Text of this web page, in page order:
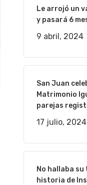
Le arrojó un
y pasará 6
9 abril, 2024
San Juan
Matrimonio
parejas
17 julio, 2024
No hallaba
historia de